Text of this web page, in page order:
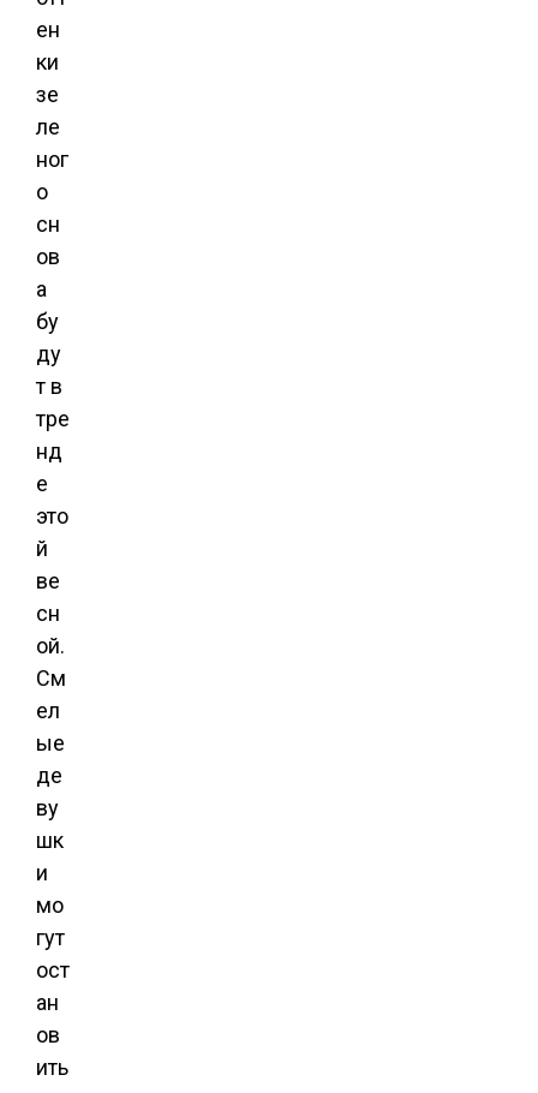
ен
ки
зе
ле
ног
о
сн
ов
а
бу
ду
т в
тре
нд
е
это
й
ве
сн
ой.
См
ел
ые
де
ву
шк
и
мо
гут
ост
ан
ов
ить